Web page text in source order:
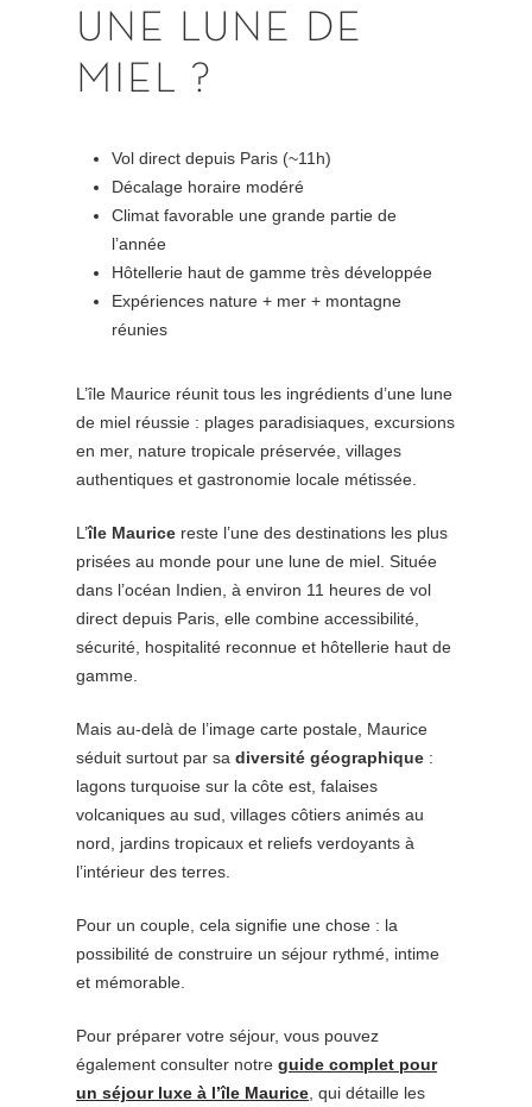
UNE
LUNE
DE
MIEL ?
Vol direct depuis Paris (~11h)
Décalage horaire modéré
Climat favorable une grande partie de
l’année
Hôtellerie haut de gamme très développée
Expériences nature + mer + montagne
réunies
L’île Maurice réunit tous les ingrédients d’une lune
de miel réussie : plages paradisiaques, excursions
en mer, nature tropicale préservée, villages
authentiques et gastronomie locale métissée.
L’île Maurice reste l’une des destinations les plus
prisées au monde pour une lune de miel. Située
dans l’océan Indien, à environ 11 heures de vol
direct depuis Paris, elle combine accessibilité,
sécurité, hospitalité reconnue et hôtellerie haut de
gamme.
Mais au-delà de l’image carte postale, Maurice
séduit surtout par sadiversité géographique :
lagons turquoise sur la côte est, falaises
volcaniques au sud, villages côtiers animés au
nord, jardins tropicaux et reliefs verdoyants à
l’intérieur des terres.
Pour un couple, cela signifie une chose : la
possibilité de construire un séjour rythmé, intime
et mémorable.
Pour préparer votre séjour, vous pouvez
également consulter notreguide complet pour
un séjour luxe à l’île Maurice, qui détaille les